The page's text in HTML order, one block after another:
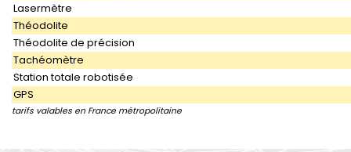
Lasermètre
Théodolite
Théodolite de précision
Tachéomètre
Station totale robotisée
GPS
tarifs valables en France métropolitaine